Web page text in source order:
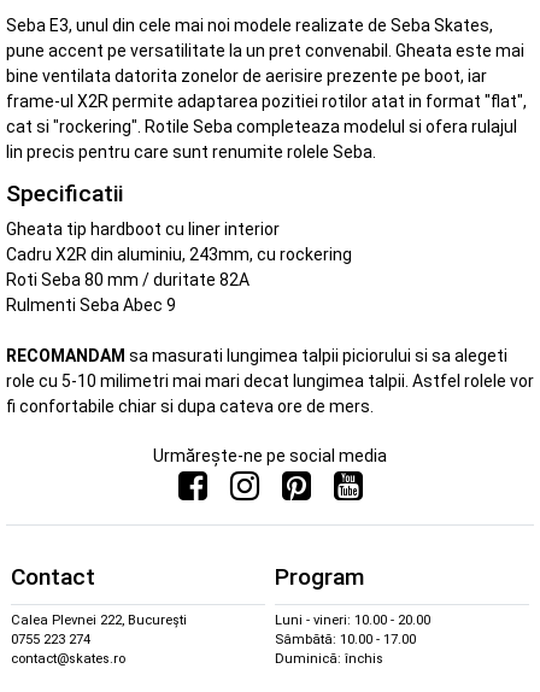
Seba E3, unul din cele mai noi modele realizate de Seba Skates,
pune accent pe versatilitate la un pret convenabil. Gheata este mai
bine ventilata datorita zonelor de aerisire prezente pe boot, iar
frame-ul X2R permite adaptarea pozitiei rotilor atat in format "flat",
cat si "rockering". Rotile Seba completeaza modelul si ofera rulajul
lin precis pentru care sunt renumite rolele Seba.
Specificatii
Gheata tip hardboot cu liner interior
Cadru X2R din aluminiu, 243mm, cu rockering
Roti Seba 80 mm / duritate 82A
Rulmenti Seba Abec 9
RECOMANDAM sa masurati lungimea talpii piciorului si sa alegeti
role cu 5-10 milimetri mai mari decat lungimea talpii. Astfel rolele vor
fi confortabile chiar si dupa cateva ore de mers.
Urmărește-ne pe social media
Contact
Calea Plevnei 222, București
0755 223 274
contact@skates.ro
Program
Luni - vineri: 10.00 - 20.00
Sâmbătă: 10.00 - 17.00
Duminică: închis